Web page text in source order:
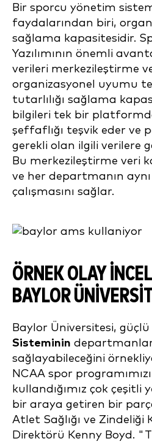
Bir sporcu yönetim
faydalarından biri,
sağlama kapasitesidir.
Yazılımının önemli
verileri merkezileştirme
organizasyonel uyumu
tutarlılığı sağlama
bilgileri tek bir
şeffaflığı teşvik eder ve
gerekli olan ilgili verilere
Bu merkezileştirme veri
ve her departmanın
çalışmasını sağlar.
ÖRNEK OLAY
BAYLOR
Baylor Üniversitesi,
Sisteminin departmanlar
sağlayabileceğini
NCAA spor
kullandığımız çok çeşitli
bir araya getiren bir
Atlet Sağlığı ve Zindeliği
Direktörü Kenny Boyd.